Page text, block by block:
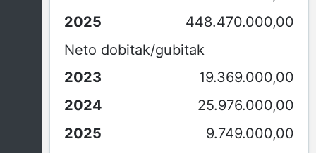
448.470.000,00
Neto dobitak/gubitak
19.369.000,00
25.976.000,00
9.749.000,00